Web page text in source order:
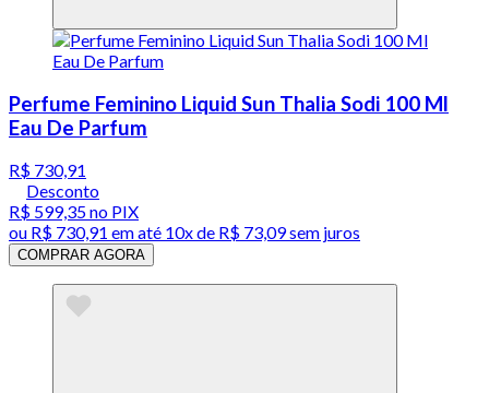
Perfume Feminino Liquid Sun Thalia Sodi 100 Ml
Eau De Parfum
R$ 730,91
Desconto
R$ 599,35no PIX
ou R$ 730,91 em até 10x de R$ 73,09 sem juros
COMPRAR AGORA